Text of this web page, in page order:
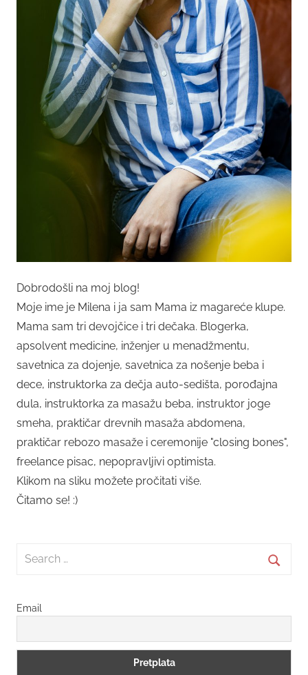
Dobrodošli na moj blog!
Moje ime je Milena i ja sam Mama iz magareće klupe.
Mama sam tri devojčice i tri dečaka. Blogerka,
apsolvent medicine, inženjer u menadžmentu,
savetnica za dojenje, savetnica za nošenje beba i
dece, instruktorka za dečja auto-sedišta, porođajna
dula, instruktorka za masažu beba, instruktor joge
smeha, praktičar drevnih masaža abdomena,
praktičar rebozo masaže i ceremonije "closing bones",
freelance pisac, nepopravljivi optimista.
Klikom na sliku možete pročitati više.
Čitamo se! :)
Search
Email